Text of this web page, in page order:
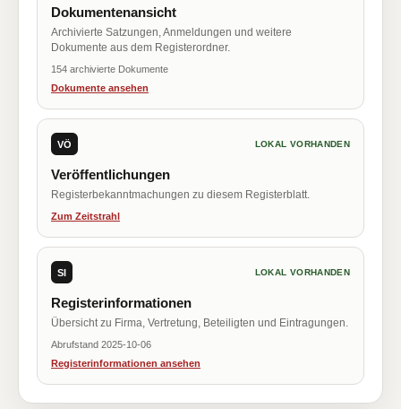
Dokumentenansicht
Archivierte Satzungen, Anmeldungen und weitere
Dokumente aus dem Registerordner.
154 archivierte Dokumente
Dokumente ansehen
VÖ LOKAL VORHANDEN
Veröffentlichungen
Registerbekanntmachungen zu diesem Registerblatt.
Zum Zeitstrahl
SI LOKAL VORHANDEN
Registerinformationen
Übersicht zu Firma, Vertretung, Beteiligten und Eintragungen.
Abrufstand 2025-10-06
Registerinformationen ansehen